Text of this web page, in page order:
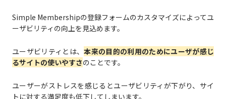
Simple Membershipの登録フォームのカスタマイズによってユ
ーザビリティの向上を見込めます。
ユーザビリティとは、本来の目的の利用のためにユーザが感じ
るサイトの使いやすさのことです。
ユーザーがストレスを感じるとユーザビリティが下がり、サイ
トに対する満足度も低下してしまいます。